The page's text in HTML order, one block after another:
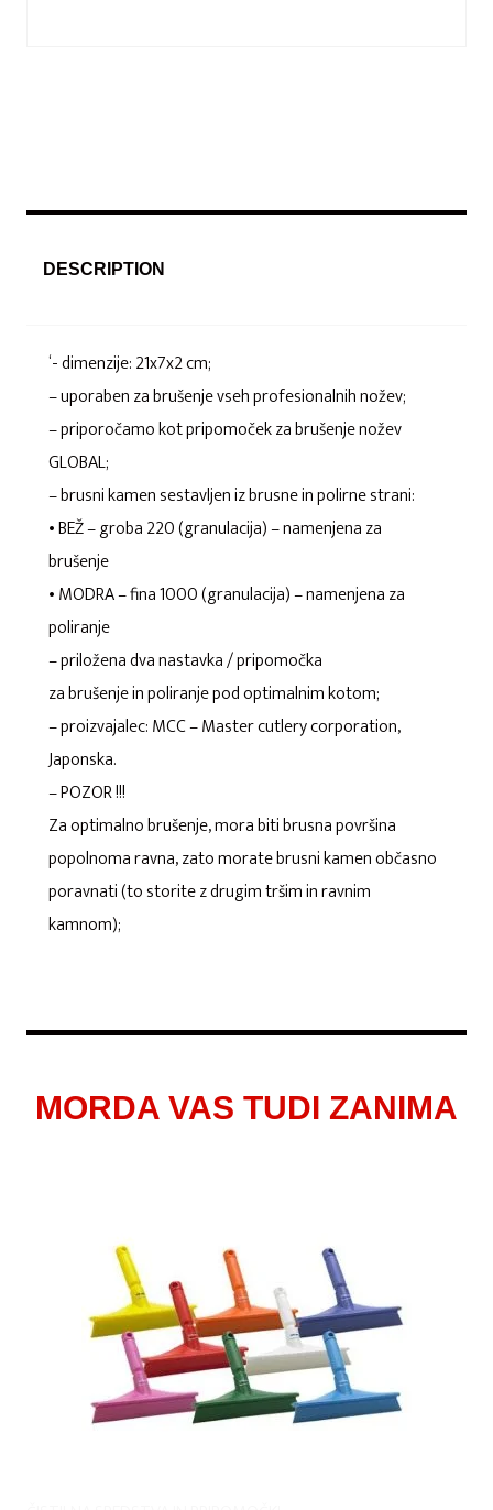
DESCRIPTION
‘- dimenzije: 21x7x2 cm;
– uporaben za brušenje vseh profesionalnih nožev;
– priporočamo kot pripomoček za brušenje nožev
GLOBAL;
– brusni kamen sestavljen iz brusne in polirne strani:
• BEŽ – groba 220 (granulacija) – namenjena za
brušenje
• MODRA – fina 1000 (granulacija) – namenjena za
poliranje
– priložena dva nastavka / pripomočka
za brušenje in poliranje pod optimalnim kotom;
– proizvajalec: MCC – Master cutlery corporation,
Japonska.
– POZOR !!!
Za optimalno brušenje, mora biti brusna površina
popolnoma ravna, zato morate brusni kamen občasno
poravnati (to storite z drugim tršim in ravnim
kamnom);
MORDA VAS TUDI ZANIMA